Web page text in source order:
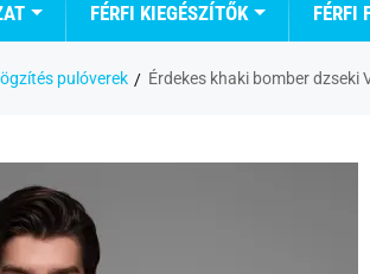
FÉRFI KIEGÉSZÍTŐK FÉRFI
pulóverek Érdekes khaki bomber dzseki